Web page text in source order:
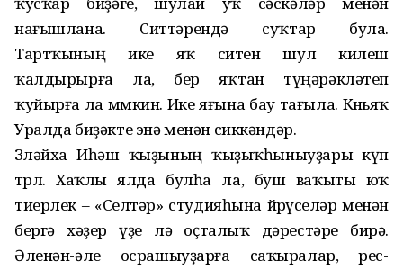
нағышлана. Ситтәрендә суҡтар була.
Тартҡының ике яҡ ситен шул килеш
ҡалдырырға ла, бер яҡтан түңәрәкләтеп
ҡуйырға ла мөмкин. Ике яғына бау тағыла. Көньяҡ
Уралда биҙәкте энә менән сиккәндәр.
Зөләйха Иһәш ҡыҙының ҡы­ҙыҡһыныуҙары күп
төрлө. Хаҡ­лы ялда булһа ла, буш ваҡыты юҡ
тиерлек – «Селтәр» студияһына йөрөүселәр менән
бергә хәҙер үҙе лә оҫталыҡ дәрестәре бирә.
Әленән-әле осрашыуҙарға саҡыралар, рес­